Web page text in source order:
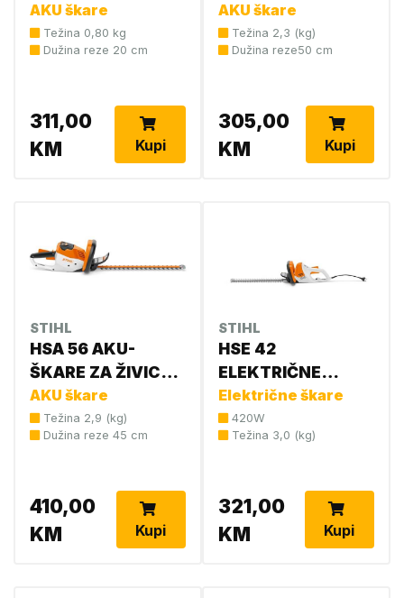
(AS2+AL1)
HA030113506
AKU škare
Težina 0,80 kg
Dužina reze 20 cm
311,00
KM
Kupi
sa int.baterijom
4511 011 3501
AKU škare
Težina 2,3 (kg)
Dužina reze50 cm
305,00
KM
Kupi
STIHL
HSA 56 AKU-
ŠKARE ZA ŽIVICU
4521 011 3500
AKU škare
Težina 2,9 (kg)
Dužina reze 45 cm
410,00
KM
Kupi
STIHL
HSE 42
ELEKTRIČNE
MAKAZE 4818 011
3523
Električne škare
420W
Težina 3,0 (kg)
321,00
KM
Kupi